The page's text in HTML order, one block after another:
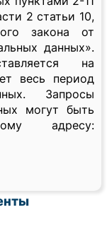
2 статьи 10,
закона от
данных».
на
весь период
Запросы
могут быть
адресу: